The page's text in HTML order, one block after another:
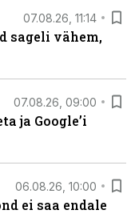
07.08.26, 11:14
sageli vähem,
07.08.26, 09:00
ja Google’i
06.08.26, 10:00
ei saa endale